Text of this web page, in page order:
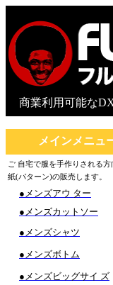
商業利用可能な
メインメニュ
ご 自宅で服を手作りされる方
紙(パターン)の販売します。
● メンズアウ ター
●メンズカットソー
●メンズシャツ
●メンズボトム
●メンズビッグサイ ズ